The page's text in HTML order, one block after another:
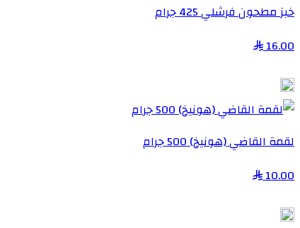
خبز مطحون فرشلي 425 جرام
16.00
لقمة القاضي (هونيخ) 500 جرام
10.00